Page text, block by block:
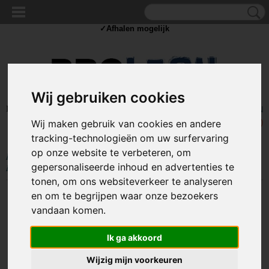
Wij gebruiken cookies
Wij maken gebruik van cookies en andere
tracking-technologieën om uw surfervaring
op onze website te verbeteren, om
gepersonaliseerde inhoud en advertenties te
tonen, om ons websiteverkeer te analyseren
en om te begrijpen waar onze bezoekers
vandaan komen.
Ik ga akkoord
Wijzig mijn voorkeuren
Inloggen Registreren
UW WINKELWAGEN
Geen producten
(0)
Home >GEREEDSCHAP>Scharen>Uitdunschaar - 17cm -
Rechtshandig
✓Afhalen mogelijk